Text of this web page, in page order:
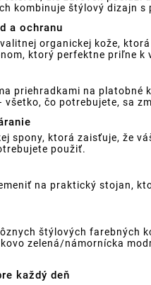
kombinuje štýlový dizajn
a ochranu
organickej kože,
ktorý perfektne priľne k
priehradkami na
čo potrebujete, sa
spony, ktorá zaisťuje, že
použiť.
na praktický stojan,
štýlových
zelená/námornícka
každý deň